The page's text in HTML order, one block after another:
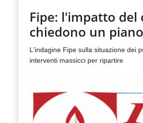
Il
portale
del
del
Ospitalità
Distribuzione
Prodotti | Dispensa Horeca
RUBRICHE
Fipe: l'impatto del
chiedono un piano
L'indagine Fipe sulla situazione dei
interventi massicci per ripartire